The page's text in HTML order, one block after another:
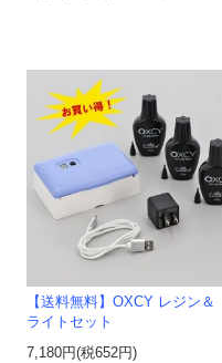
【送料無料】OXCY レジン＆
ライトセット
7,180円(税652円)